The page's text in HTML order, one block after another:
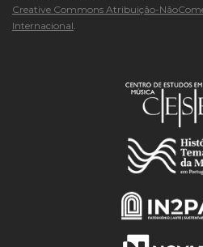
Creative Commons Atribuição-
Internacional